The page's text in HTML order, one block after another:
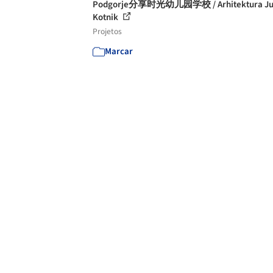
Podgorje分享时光幼儿园学校 / Arhitektura
Kotnik
Projetos
Marcar